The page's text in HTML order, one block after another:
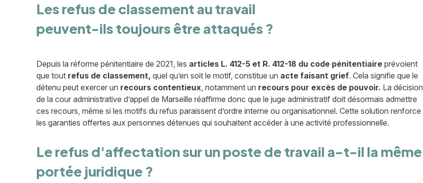
Les refus de classement au travail
peuvent-ils toujours être attaqués ?
Depuis la réforme pénitentiaire de 2021, les articles L. 412-5 et R. 412-18 du code pénitentiaire prévoient
que tout refus de classement, quel qu’en soit le motif, constitue un acte faisant grief. Cela signifie que le
détenu peut exercer un recours contentieux, notamment un recours pour excès de pouvoir. La décision
de la cour administrative d’appel de Marseille réaffirme donc que le juge administratif doit désormais admettre
ces recours, même si les motifs du refus paraissent d’ordre interne ou organisationnel. Cette solution renforce
les garanties offertes aux personnes détenues qui souhaitent accéder à une activité professionnelle.
Le refus d'affectation sur un poste de travail a-t-il la même
portée juridique ?